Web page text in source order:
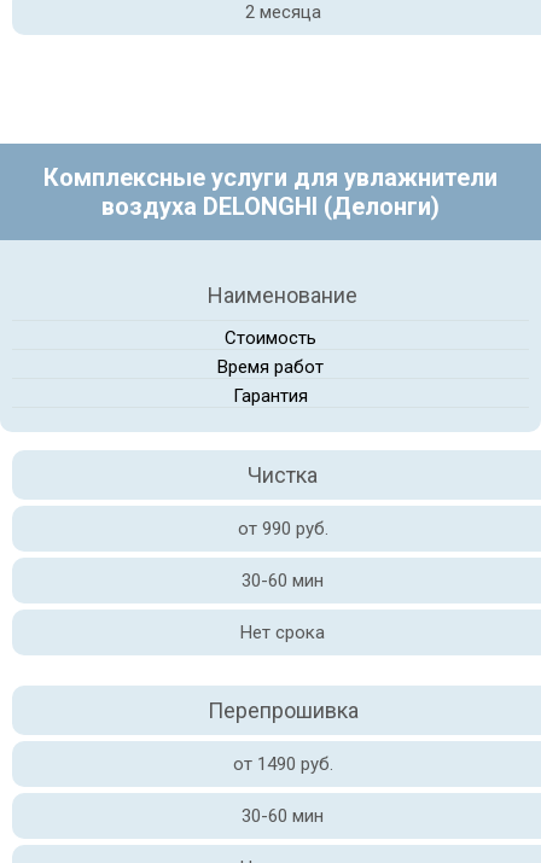
2 месяца
Комплексные услуги для увлажнители
воздуха DELONGHI (Делонги)
Наименование
Стоимость
Время работ
Гарантия
Чистка
от 990 руб.
30-60 мин
Нет срока
Перепрошивка
от 1490 руб.
30-60 мин